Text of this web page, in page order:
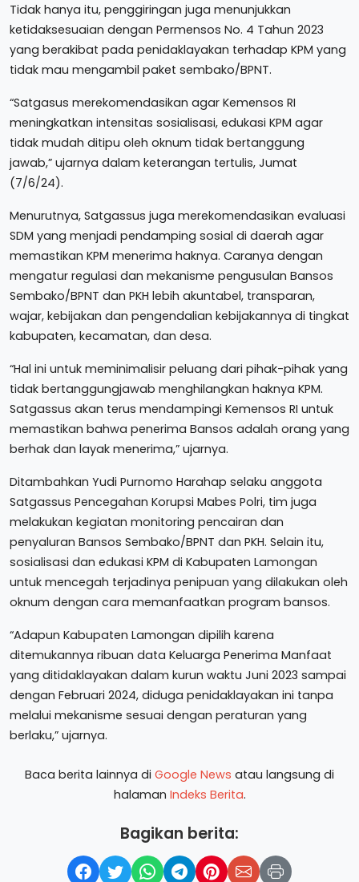
Tidak hanya itu, penggiringan juga menunjukkan
ketidaksesuaian dengan Permensos No. 4 Tahun 2023
yang berakibat pada penidaklayakan terhadap KPM yang
tidak mau mengambil paket sembako/BPNT.
“Satgasus merekomendasikan agar Kemensos RI
meningkatkan intensitas sosialisasi, edukasi KPM agar
tidak mudah ditipu oleh oknum tidak bertanggung
jawab,” ujarnya dalam keterangan tertulis, Jumat
(7/6/24).
Menurutnya, Satgassus juga merekomendasikan evaluasi
SDM yang menjadi pendamping sosial di daerah agar
memastikan KPM menerima haknya. Caranya dengan
mengatur regulasi dan mekanisme pengusulan Bansos
Sembako/BPNT dan PKH lebih akuntabel, transparan,
wajar, kebijakan dan pengendalian kebijakannya di tingkat
kabupaten, kecamatan, dan desa.
“Hal ini untuk meminimalisir peluang dari pihak-pihak yang
tidak bertanggungjawab menghilangkan haknya KPM.
Satgassus akan terus mendampingi Kemensos RI untuk
memastikan bahwa penerima Bansos adalah orang yang
berhak dan layak menerima,” ujarnya.
Ditambahkan Yudi Purnomo Harahap selaku anggota
Satgassus Pencegahan Korupsi Mabes Polri, tim juga
melakukan kegiatan monitoring pencairan dan
penyaluran Bansos Sembako/BPNT dan PKH. Selain itu,
sosialisasi dan edukasi KPM di Kabupaten Lamongan
untuk mencegah terjadinya penipuan yang dilakukan oleh
oknum dengan cara memanfaatkan program bansos.
“Adapun Kabupaten Lamongan dipilih karena
ditemukannya ribuan data Keluarga Penerima Manfaat
yang ditidaklayakan dalam kurun waktu Juni 2023 sampai
dengan Februari 2024, diduga penidaklayakan ini tanpa
melalui mekanisme sesuai dengan peraturan yang
berlaku,” ujarnya.
Baca berita lainnya di Google News atau langsung di
halaman Indeks Berita.
Bagikan berita: